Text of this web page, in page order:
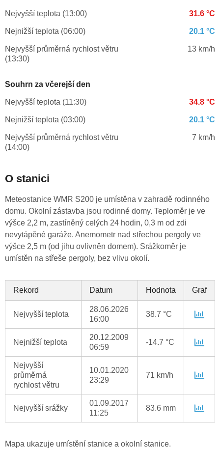
Nejvyšší teplota (13:00) 31.6 °C
Nejnižší teplota (06:00) 20.1 °C
Nejvyšší průměrná rychlost větru
(13:30)
13 km/h
Souhrn za včerejší den
Nejvyšší teplota (11:30) 34.8 °C
Nejnižší teplota (03:00) 20.1 °C
Nejvyšší průměrná rychlost větru
(14:00)
7 km/h
O stanici
Meteostanice WMR S200 je umístěna v zahradě rodinného
domu. Okolní zástavba jsou rodinné domy. Teploměr je ve
výšce 2,2 m, zastíněný celých 24 hodin, 0,3 m od zdi
nevytápěné garáže. Anemometr nad střechou pergoly ve
výšce 2,5 m (od jihu ovlivněn domem). Srážkoměr je
umístěn na střeše pergoly, bez vlivu okolí.
Rekord Datum Hodnota Graf
Nejvyšší teplota
28.06.2026
16:00
38.7 °C
Nejnižší teplota
20.12.2009
06:59
-14.7 °C
Nejvyšší
průměrná
rychlost větru
10.01.2020
23:29
71 km/h
Nejvyšší srážky
01.09.2017
11:25
83.6 mm
Mapa ukazuje umístění stanice a okolní stanice.